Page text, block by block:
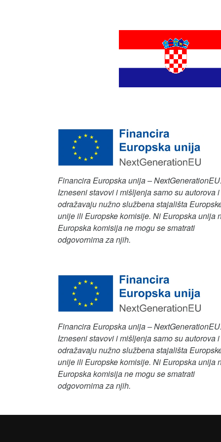
Financira Europska unija – NextGenerationEU.
Izneseni stavovi i mišljenja samo su autorova
odražavaju nužno službena stajališta
unije ili Europske komisije. Ni Europska unija
Europska komisija ne mogu se smatrati
odgovornima za njih.
Financira Europska unija – NextGenerationEU.
Izneseni stavovi i mišljenja samo su autorova
odražavaju nužno službena stajališta
unije ili Europske komisije. Ni Europska unija
Europska komisija ne mogu se smatrati
odgovornima za njih.